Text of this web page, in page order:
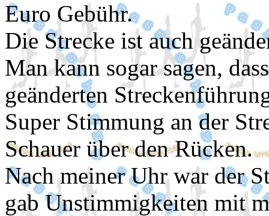
Euro Gebühr.
Die Strecke ist auch
Man kann sogar sagen,
geänderten
Super Stimmung an der
Schauer über den Rücken.
Nach meiner Uhr war der
gab Unstimmigkeiten mit